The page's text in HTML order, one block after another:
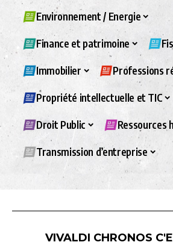
Environnement / Energie
Finance et patrimoine
Immobilier Professions
Propriété intellectuelle et TIC
Droit Public Ressources
Transmission d’entreprise
VIVALDI CHRONOS